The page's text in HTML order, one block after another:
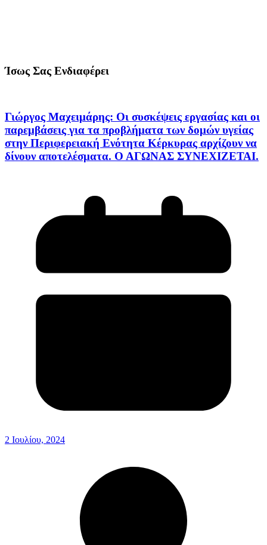
Ίσως Σας Ενδιαφέρει
Γιώργος Μαχειμάρης: Οι συσκέψεις εργασίας και οι
παρεμβάσεις για τα προβλήματα των δομών υγείας
στην Περιφερειακή Ενότητα Κέρκυρας αρχίζουν να
δίνουν αποτελέσματα. Ο ΑΓΩΝΑΣ ΣΥΝΕΧΙΖΕΤΑΙ.
2 Ιουλίου, 2024